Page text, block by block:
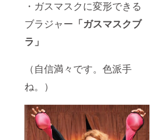
・ガスマスクに変形できる
ブラジャー 「ガスマスクブ
ラ」
（自信満々です。色派手
ね。）